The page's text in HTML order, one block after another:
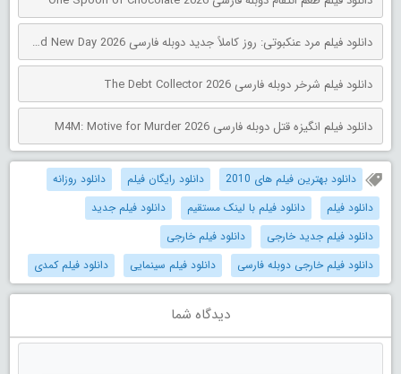
دانلود فیلم مرد عنکبوتی: روز کاملاً جدید دوبله فارسی Spider-Man: Brand New Day 2026
دانلود فیلم شرخر دوبله فارسی The Debt Collector 2026
دانلود فیلم انگیزه قتل دوبله فارسی M4M: Motive for Murder 2026
دانلود بهترین فیلم های 2010 دانلود رایگان فیلم
دانلود روزانه
دانلود فیلم
دانلود فیلم با لینک مستقیم
دانلود فیلم جدید
دانلود فیلم جدید خارجی
دانلود فیلم خارجی
دانلود فیلم خارجی دوبله فارسی
دانلود فیلم سینمایی دانلود فیلم کمدی
دیدگاه شما